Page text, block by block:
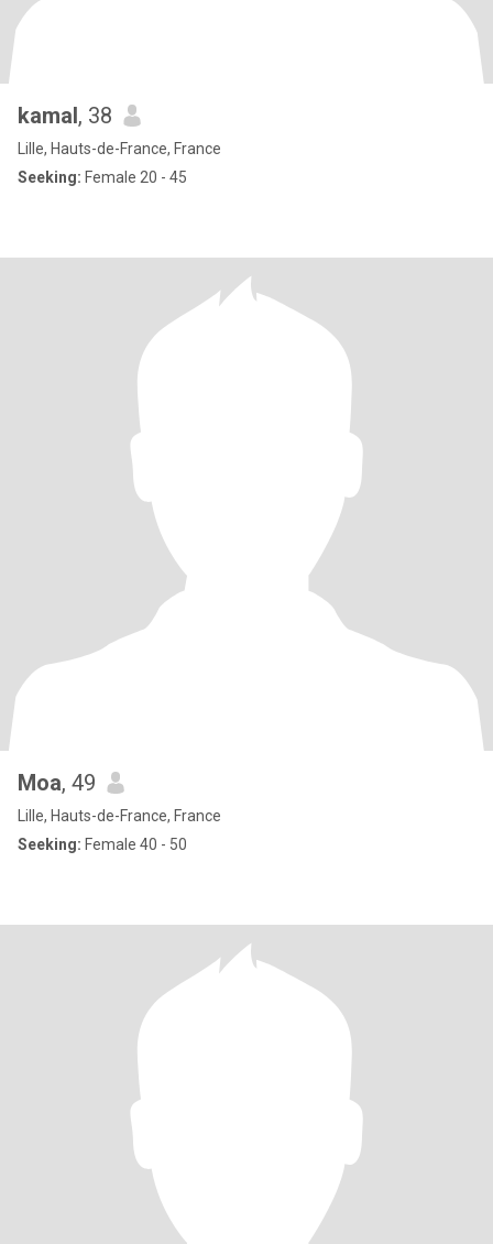
kamal, 38
Lille, Hauts-de-France, France
Seeking: Female 20 - 45
Moa, 49
Lille, Hauts-de-France, France
Seeking: Female 40 - 50